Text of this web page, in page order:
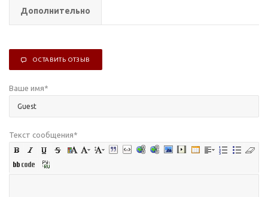
Дополнительно
ОСТАВИТЬ ОТЗЫВ
Ваше имя*
Текст сообщения*